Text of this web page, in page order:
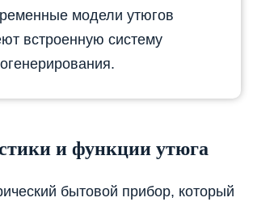
модели утюгов
встроенную систему
и функции утюга
бытовой прибор, который